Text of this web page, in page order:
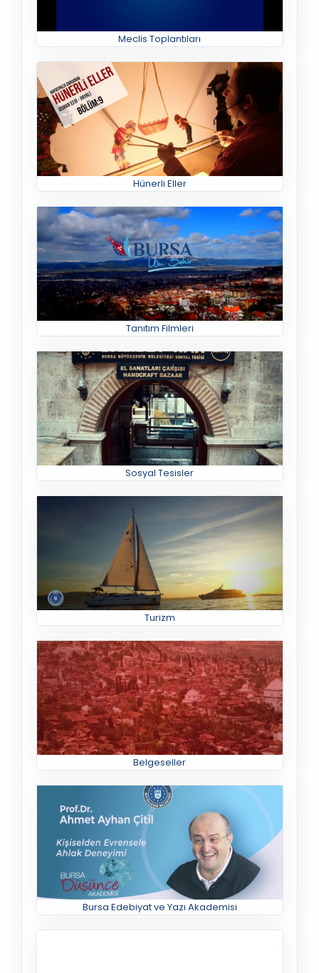
Meclis Toplantıları
Hünerli Eller
Tanıtım Filmleri
Sosyal Tesisler
Turizm
Belgeseller
Bursa Edebiyat ve Yazı Akademisi